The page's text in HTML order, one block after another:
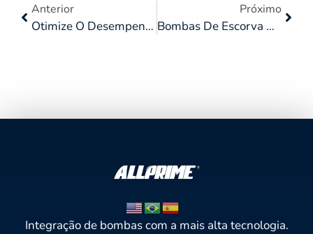
Anterior
Otimize O Desempenho Das Operações Da Sua Indústria Com O Aluguel De Bombas
Próximo
Bombas De Escorva A Seco: Uma Solução Inteligente Para Drenagem De Áreas Alagadas
Integração de bombas com a mais alta tecnologia.